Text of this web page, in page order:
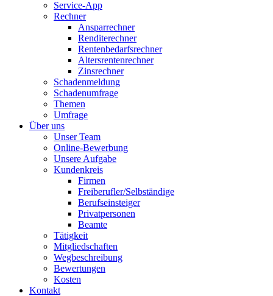
Service-App
Rechner
Ansparrechner
Renditerechner
Rentenbedarfsrechner
Altersrentenrechner
Zinsrechner
Schadenmeldung
Schadenumfrage
Themen
Umfrage
Über uns
Unser Team
Online-Bewerbung
Unsere Aufgabe
Kundenkreis
Firmen
Freiberufler/Selbständige
Berufseinsteiger
Privatpersonen
Beamte
Tätigkeit
Mitgliedschaften
Wegbeschreibung
Bewertungen
Kosten
Kontakt